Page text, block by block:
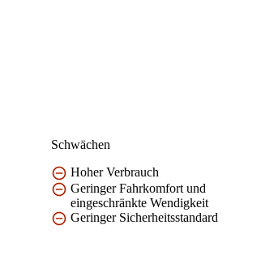
Schwächen
Hoher Verbrauch
Geringer Fahrkomfort und
eingeschränkte Wendigkeit
Geringer Sicherheitsstandard